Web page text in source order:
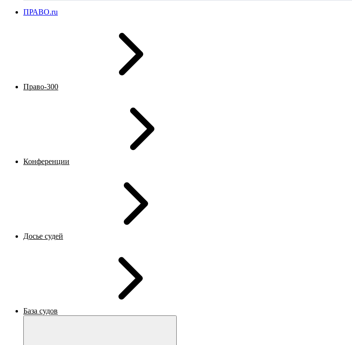
ПРАВО.ru
Право-300
Конференции
Досье судей
База судов